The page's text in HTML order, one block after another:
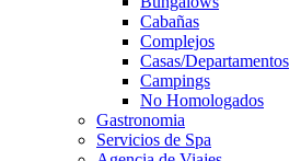
Cabañas
Complejos
Casas/Departamentos
Campings
No Homologados
Gastronomia
Servicios de Spa